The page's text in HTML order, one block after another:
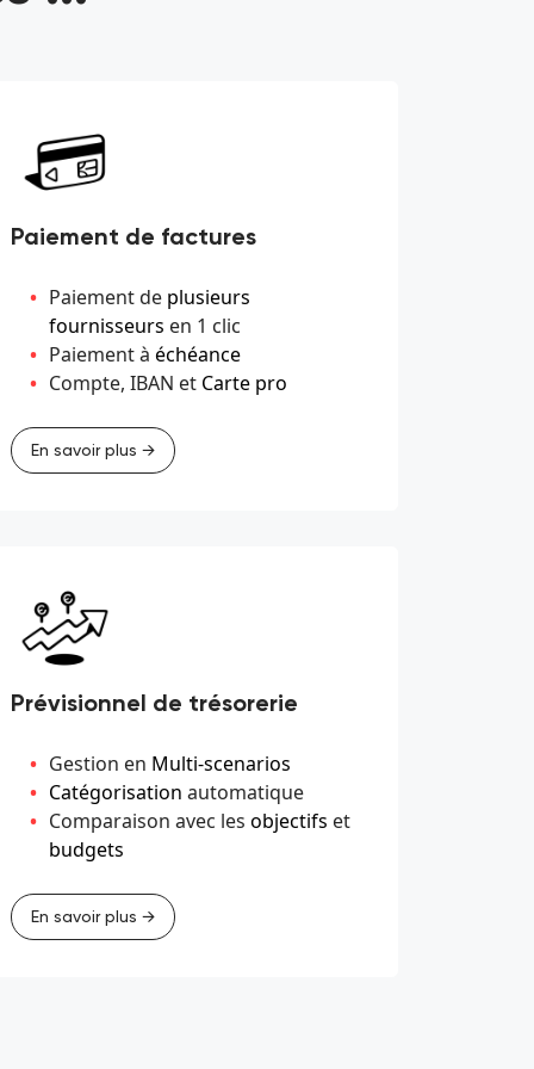
Paiement de factures
Paiement de plusieurs
fournisseurs en 1 clic
Paiement à échéance
Compte, IBAN et Carte pro
En savoir plus →
Prévisionnel de trésorerie
Gestion en Multi-scenarios
Catégorisation automatique
Comparaison avec les objectifs et
budgets
En savoir plus →